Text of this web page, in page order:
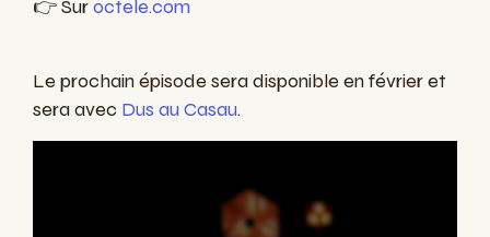
👉 Suroctele.com
Le prochain épisode sera disponible en février et
sera avec Dus au Casau.